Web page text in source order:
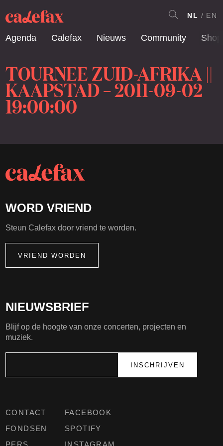
Agenda Calefax Nieuws Community Shop
NL EN
TOURNEE ZUID-AFRIKA ||
KAAPSTAD – 2011-09-02
19:00:00
CONTACT
FONDSEN
PERS
FACEBOOK
SPOTIFY
INSTAGRAM
NIEUWSBRIEF
Blijf op de hoogte van onze concerten, projecten en
muziek.
WORD VRIEND
Steun Calefax door vriend te worden.
VRIEND WORDEN